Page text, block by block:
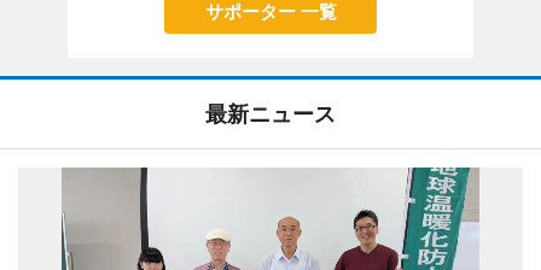
サポーター 一覧
最新ニュース